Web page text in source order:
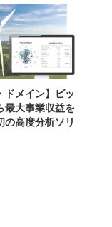
ドメイン】ビッ
最大事業収益を
高度分析ソリ